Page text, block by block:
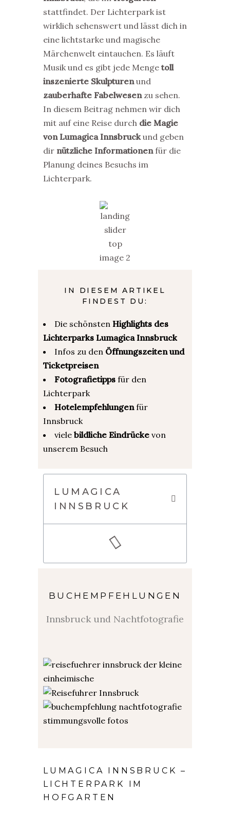
stattfindet. Der Lichterpark ist
wirklich sehenswert und lässt dich in
eine lichtstarke und magische
Märchenwelt eintauchen. Es läuft
Musik und es gibt jede Menge toll
inszenierte Skulpturenund
zauberhafte Fabelwesenzu sehen.
In diesem Beitrag nehmen wir dich
mit auf eine Reise durch die Magie
von Lumagica Innsbruck und geben
dir nützliche Informationenfür die
Planung deines Besuchs im
Lichterpark.
IN DIESEM ARTIKEL
FINDEST DU:
Die schönsten Highlights des
Lichterparks Lumagica Innsbruck
Infos zu den Öffnungszeiten und
Ticketpreisen
Fotografietipps für den
Lichterpark
Hotelempfehlungenfür
Innsbruck
viele bildliche Eindrücke von
unserem Besuch
LUMAGICA
INNSBRUCK
BUCHEMPFEHLUNGEN
Innsbruck und Nachtfotografie
LUMAGICA INNSBRUCK –
LICHTERPARK IM
HOFGARTEN